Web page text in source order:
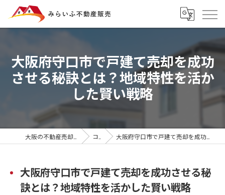
大阪府守口市で戸建て売却を成功
させる秘訣とは？地域特性を活か
した賢い戦略
コラム 大阪府守口市で戸建て売却を成功させる秘訣とは？地域特性を活かした賢い戦略
大阪府守口市で戸建て売却を成功させる秘
訣とは？地域特性を活かした賢い戦略